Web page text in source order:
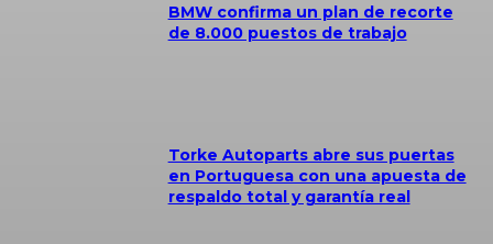
BMW confirma un plan de recorte
de 8.000 puestos de trabajo
Torke Autoparts abre sus puertas
en Portuguesa con una apuesta de
respaldo total y garantía real